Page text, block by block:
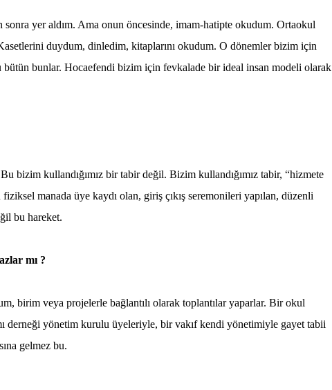
yer aldım. Ama onun öncesinde, imam-hatipte okudum. Ortaokul
duydum, dinledim, kitaplarını okudum. O dönemler bizim için
bütün bunlar. Hocaefendi bizim için fevkalade bir ideal insan modeli olarak
bizim kullandığımız bir tabir değil. Bizim kullandığımız tabir, “hizmete
manada üye kaydı olan, giriş çıkış seremonileri yapılan, düzenli
bu hareket.
mı ?
birim veya projelerle bağlantılı olarak toplantılar yaparlar. Bir okul
derneği yönetim kurulu üyeleriyle, bir vakıf kendi yönetimiyle gayet tabii
gelmez bu.